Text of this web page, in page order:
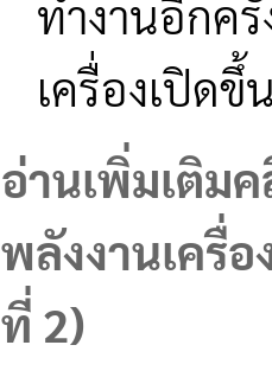
ทำงานอีกครั้
เครื่องเปิด
อ่านเพิ่มเติม
พลังงานเครื่
ที่ 2)